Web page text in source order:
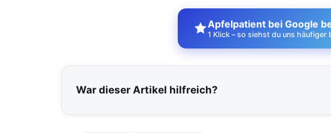
Apfelpatient bei Google
1 Klick – so siehst du uns häufiger
War dieser Artikel hilfreich?